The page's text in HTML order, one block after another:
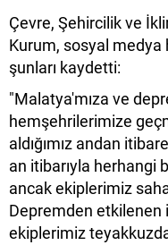
Çevre, Şehircilik ve
Kurum, sosyal medya
şunları kaydetti:
"Malatya'mıza ve
hemşehrilerimize
aldığımız andan
an itibarıyla herhangi
ancak ekiplerimiz
Depremden
ekiplerimiz